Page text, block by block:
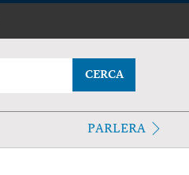
CERCA
PARLERA